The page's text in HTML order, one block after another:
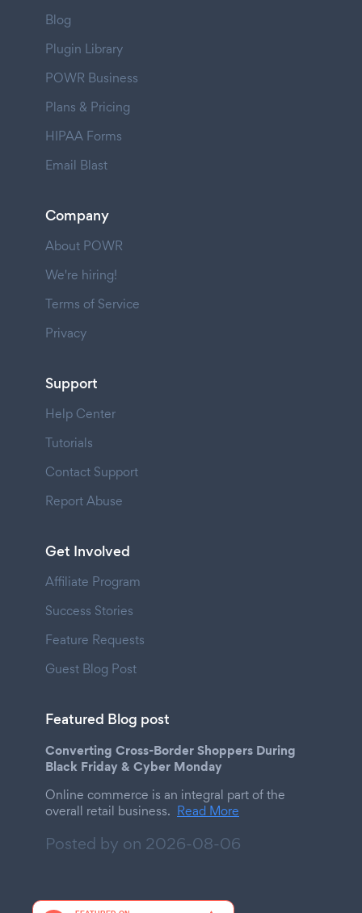
Blog
Plugin Library
POWR Business
Plans & Pricing
HIPAA Forms
Email Blast
Company
About POWR
We're hiring!
Terms of Service
Privacy
Support
Help Center
Tutorials
Contact Support
Report Abuse
Get Involved
Affiliate Program
Success Stories
Feature Requests
Guest Blog Post
Featured Blog post
Converting Cross-Border Shoppers During
Black Friday & Cyber Monday
Online commerce is an integral part of the
overall retail business. Read More
Posted by on 2026-08-06